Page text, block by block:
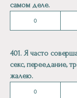
самом деле.
0
401. Я часто
секс, переедание,
жалею.
0